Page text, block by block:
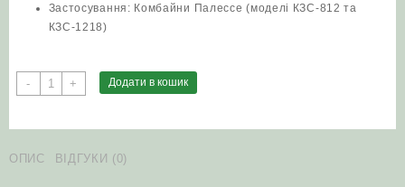
Застосування: Комбайни Палессе (моделі КЗС-812 та
КЗС-1218)
-
Зірочка
елеватора
01
+ Додати в кошик
ОПИС ВІДГУКИ (0)